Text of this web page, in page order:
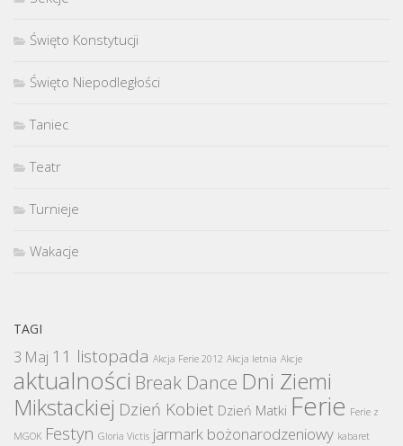
Święto Konstytucji
Święto Niepodległości
Taniec
Teatr
Turnieje
Wakacje
TAGI
3 Maj 11 listopada Akcja Ferie 2012 Akcja letnia Akcje
aktualności Break Dance Dni Ziemi
Mikstackiej Dzień Kobiet Dzień Matki Ferie Ferie z
MGOK Festyn Gloria Victis jarmark bożonarodzeniowy kabaret